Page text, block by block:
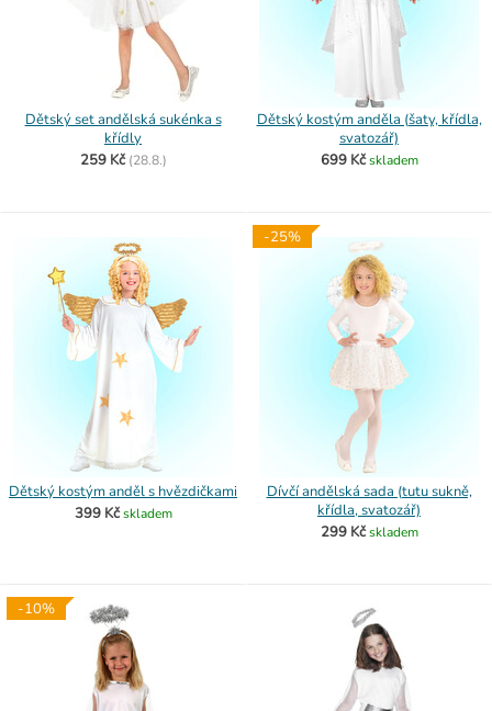
Dětský set andělská sukénka s
křídly
259 Kč (28.8.)
Dětský kostým anděla (šaty, křídla,
svatozář)
699 Kč skladem
Dětský kostým anděl s hvězdičkami
399 Kč skladem
-25%
Dívčí andělská sada (tutu sukně,
křídla, svatozář)
299 Kč skladem
-10%